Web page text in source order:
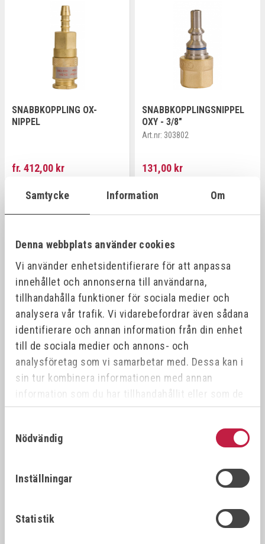
Samtycke Information Om
Denna webbplats använder cookies
Vi använder enhetsidentifierare för att anpassa
innehållet och annonserna till användarna,
tillhandahålla funktioner för sociala medier och
analysera vår trafik. Vi vidarebefordrar även sådana
identifierare och annan information från din enhet
till de sociala medier och annons- och
analysföretag som vi samarbetar med. Dessa kan i
sin tur kombinera informationen med annan
information som du har tillhandahållit eller som de
har samlat in när du har använt deras tjänster.
Nödvändig
Inställningar
Statistik
SNABBKOPPLING OX-
NIPPEL
fr. 412,00 kr
SNABBKOPPLINGSNIPPEL
OXY - 3/8"
Art.nr: 303802
131,00 kr
DUBBELLUTTAG OXY/ARG
Art.nr:1239
475,00 kr
SNABBKOPPLING OXY - 3/8"
Art.nr:303800
412,00 kr